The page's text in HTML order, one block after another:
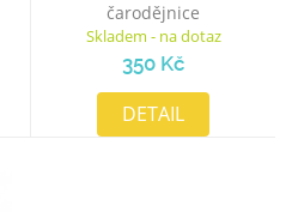
čarodějnice
Skladem - na dotaz
350 Kč
DETAIL